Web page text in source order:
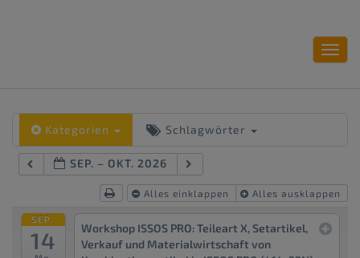
Kategorien Schlagwörter
SEP. – OKT. 2026
Alles einklappen Alles ausklappen
SEP.
14
Workshop ISSOS PRO: Teileart X, Setartikel,
Verkauf und Materialwirtschaft von